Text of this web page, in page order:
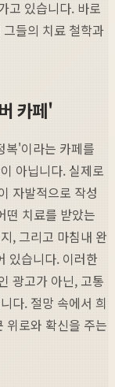
고 있습니다. 바로
들의 치료 철학과
카페'
복'이라는 카페를
아닙니다. 실제로
자발적으로 작성
떤 치료를 받았는
, 그리고 마침내 완
있습니다. 이러한
광고가 아닌, 고통
다. 절망 속에서 희
위로와 확신을 주는